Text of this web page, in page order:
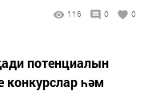
116 0 0
потенциалын
конкурслар һәм